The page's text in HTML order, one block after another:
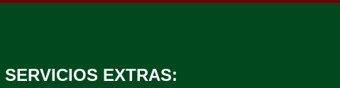
SERVICIOS EXTRAS: